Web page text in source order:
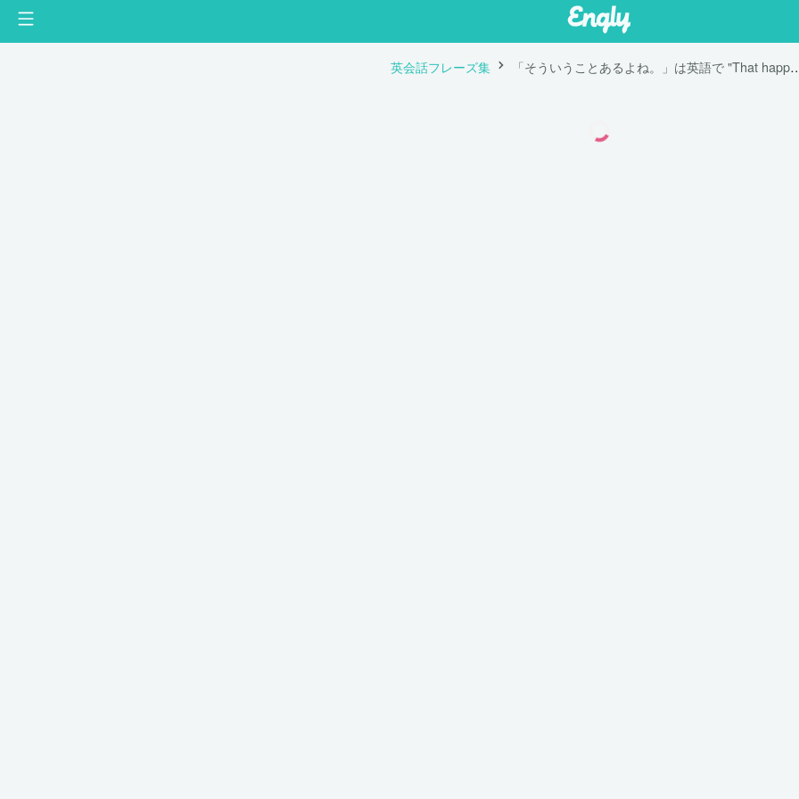
英会話フレーズ集 「そういうことあるよね